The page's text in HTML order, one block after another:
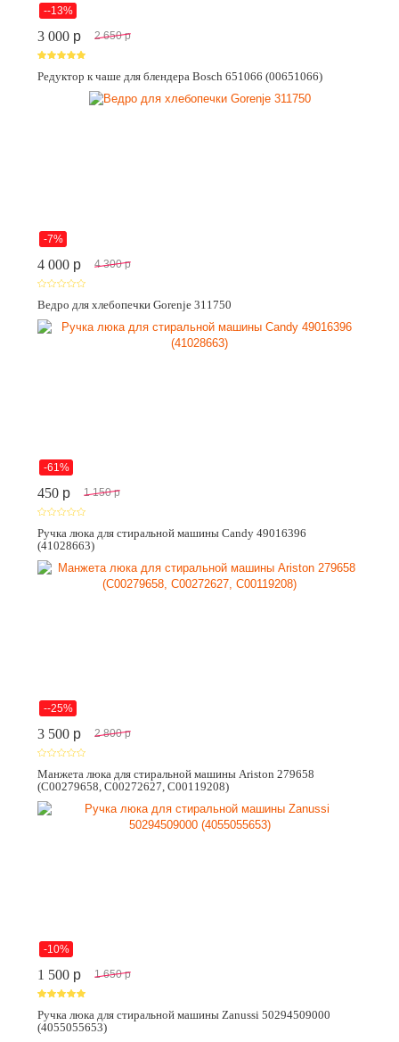
--13%
3 000 p 2 650 p
Редуктор к чаше для блендера Bosch 651066 (00651066)
-7%
4 000 p 4 300 p
Ведро для хлебопечки Gorenje 311750
-61%
450 p 1 150 p
Ручка люка для стиральной машины Candy 49016396
(41028663)
--25%
3 500 p 2 800 p
Манжета люка для стиральной машины Ariston 279658
(C00279658, C00272627, C00119208)
-10%
1 500 p 1 650 p
Ручка люка для стиральной машины Zanussi 50294509000
(4055055653)